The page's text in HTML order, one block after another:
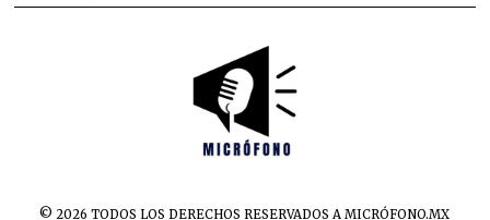
©2026 TODOS LOS DERECHOS RESERVADOS A MICRÓFONO.MX